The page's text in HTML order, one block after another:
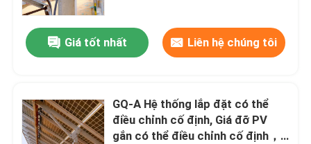
Giá tốt nhất Liên hệ chúng tôi
GQ-A Hệ thống lắp đặt có thể
điều chỉnh cố định, Giá đỡ PV
gắn có thể điều chỉnh cố định，